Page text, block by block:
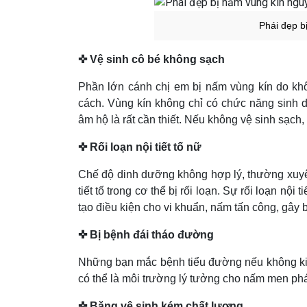
Phái đẹp
✜ Vệ sinh cô bé không sạch
Phần lớn cánh chị em bị nấm vùng kín do
cách. Vùng kín không chỉ có chức năng sinh
âm hộ là rất cần thiết. Nếu không vệ sinh
✜ Rối loạn nội tiết tố nữ
Chế độ dinh dưỡng không hợp lý, thường
tiết tố trong cơ thể bị rối loạn. Sự rối loạn nội
tạo điều kiện cho vi khuẩn, nấm tấn công, gây
✜ Bị bệnh đái tháo đường
Những bạn mắc bệnh tiểu đường nếu không
có thể là môi trường lý tưởng cho nấm men